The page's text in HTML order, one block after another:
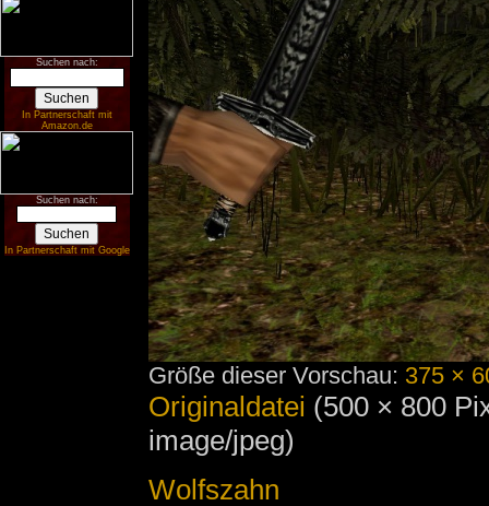
Suchen nach:
In Partnerschaft mit
Amazon.de
Suchen nach:
In Partnerschaft mit Google
Größe dieser Vorschau: 375 ×
Originaldatei (500 × 800
image/jpeg)
Wolfszahn